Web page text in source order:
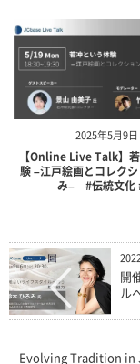
2025年5月9日
【Online Live Talk】
験 –江戸絵画とコレク
み– #伝統文化
開
ル
Evolving Tradition in